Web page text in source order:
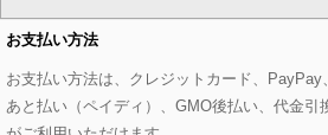
eur3
Maison de CINQ
その他のトップス
セットアップスカート
セットアップワンピース
モッズコート
ステンカラーコート
帽子
ヘアアクセサリー
ブレスレット・バングル
ブローチ・コサージュ
ショルダーバッグ
ボストンバッグ
パンプス
スニーカー
すべてのアートフラワー
ローズ
お支払い方法
お支払い方法は、クレジットカード、PayPay
あと払い（ペイディ）、GMO後払い、代金引